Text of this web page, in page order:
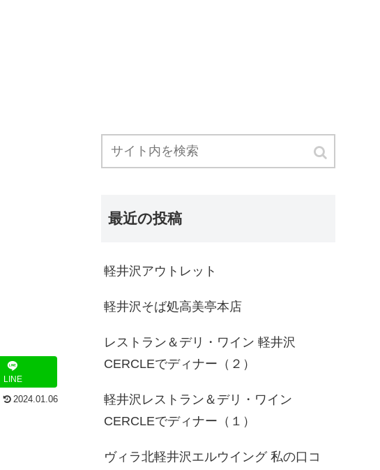
LINE
2024.01.06
最近の投稿
軽井沢アウトレット
軽井沢そば処高美亭本店
レストラン＆デリ・ワイン 軽井沢
CERCLEでディナー（２）
軽井沢レストラン＆デリ・ワイン
CERCLEでディナー（１）
ヴィラ北軽井沢エルウイング 私の口コ